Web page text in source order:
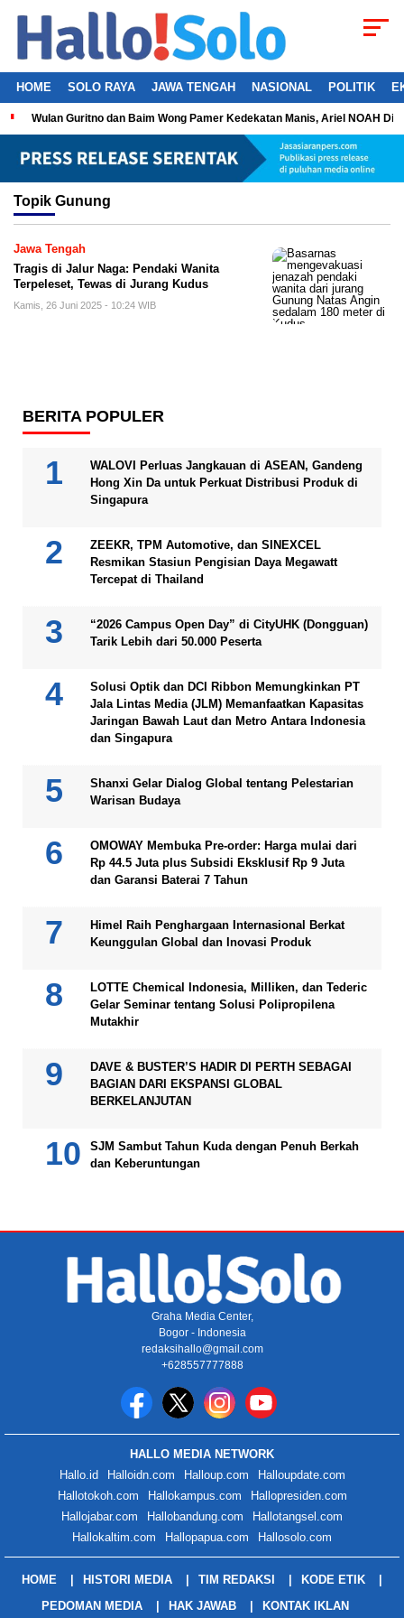
HOME SOLO RAYA JAWA TENGAH NASIONAL POLITIK
Wulan Guritno dan Baim Wong Pamer Kedekatan Manis, Ariel NOAH
Topik Gunung
Jawa Tengah
Tragis di Jalur Naga: Pendaki Wanita
Terpeleset, Tewas di Jurang Kudus
Kamis, 26 Juni 2025 - 10:24 WIB
BERITA POPULER
WALOVI Perluas Jangkauan di ASEAN, Gandeng
Hong Xin Da untuk Perkuat Distribusi Produk di
Singapura
ZEEKR, TPM Automotive, dan SINEXCEL
Resmikan Stasiun Pengisian Daya Megawatt
Tercepat di Thailand
“2026 Campus Open Day” di CityUHK (Dongguan)
Tarik Lebih dari 50.000 Peserta
Solusi Optik dan DCI Ribbon Memungkinkan PT
Jala Lintas Media (JLM) Memanfaatkan Kapasitas
Jaringan Bawah Laut dan Metro Antara Indonesia
dan Singapura
Shanxi Gelar Dialog Global tentang Pelestarian
Warisan Budaya
OMOWAY Membuka Pre-order: Harga mulai dari
Rp 44.5 Juta plus Subsidi Eksklusif Rp 9 Juta
dan Garansi Baterai 7 Tahun
Himel Raih Penghargaan Internasional Berkat
Keunggulan Global dan Inovasi Produk
LOTTE Chemical Indonesia, Milliken, dan Tederic
Gelar Seminar tentang Solusi Polipropilena
Mutakhir
DAVE & BUSTER’S HADIR DI PERTH SEBAGAI
BAGIAN DARI EKSPANSI GLOBAL
BERKELANJUTAN
SJM Sambut Tahun Kuda dengan Penuh Berkah
dan Keberuntungan
Graha Media Center,
Bogor - Indonesia
redaksihallo@gmail.com
+628557777888
HALLO MEDIA NETWORK
Hallo.id
Halloidn.com Halloup.com
Halloupdate.com
Hallotokoh.com
Hallokampus.com
Hallopresiden.com
Hallojabar.com
Hallobandung.com
Hallotangsel.com
Hallokaltim.com
Hallopapua.com Hallosolo.com
HOME HISTORI MEDIA TIM REDAKSI
KODE ETIK
PEDOMAN MEDIA
HAK JAWAB KONTAK IKLAN